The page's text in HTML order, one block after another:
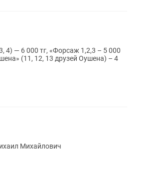
4) — 6 000 тг, «Форсаж 1,2,3 – 5 000
(11, 12, 13 друзей Оушена) – 4
Михайлович